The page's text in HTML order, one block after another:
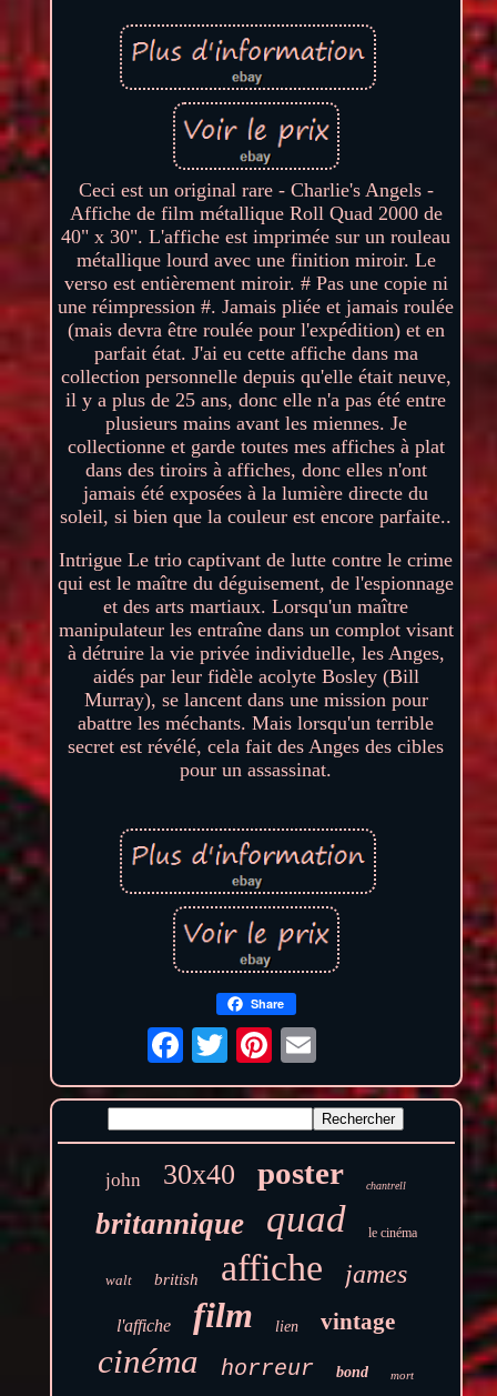
Ceci est un original rare - Charlie's Angels -
Affiche de film métallique Roll Quad 2000 de
40" x 30". L'affiche est imprimée sur un rouleau
métallique lourd avec une finition miroir. Le
verso est entièrement miroir. # Pas une copie ni
une réimpression #. Jamais pliée et jamais roulée
(mais devra être roulée pour l'expédition) et en
parfait état. J'ai eu cette affiche dans ma
collection personnelle depuis qu'elle était neuve,
il y a plus de 25 ans, donc elle n'a pas été entre
plusieurs mains avant les miennes. Je
collectionne et garde toutes mes affiches à plat
dans des tiroirs à affiches, donc elles n'ont
jamais été exposées à la lumière directe du
soleil, si bien que la couleur est encore parfaite..
Intrigue Le trio captivant de lutte contre le crime
qui est le maître du déguisement, de l'espionnage
et des arts martiaux. Lorsqu'un maître
manipulateur les entraîne dans un complot visant
à détruire la vie privée individuelle, les Anges,
aidés par leur fidèle acolyte Bosley (Bill
Murray), se lancent dans une mission pour
abattre les méchants. Mais lorsqu'un terrible
secret est révélé, cela fait des Anges des cibles
pour un assassinat.
Share
john 30x40 poster chantrell
britannique quad le cinéma
walt british affiche james
l'affiche film lien vintage
cinéma horreur bond mort